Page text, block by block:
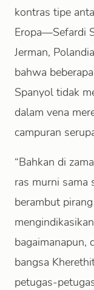
kontras tipe
Eropa—Sefardi
Jerman,
bahwa
Spanyol tidak
dalam vena
campuran
“Bahkan di
ras murni sama
berambut
bagaimanapun,
bangsa
petugas-